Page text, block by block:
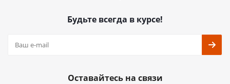
Будьте всегда в курсе!
Оставайтесь на связи